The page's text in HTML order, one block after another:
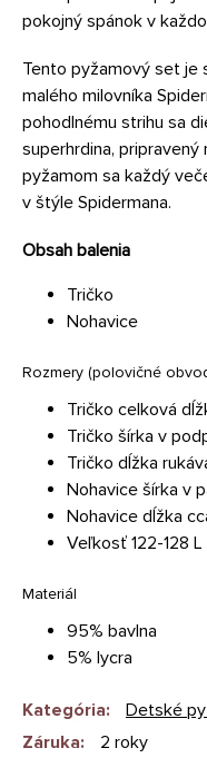
pokojný spánok v
Tento pyžamový set je
malého milovníka
pohodlnému strihu sa
superhrdina,
pyžamom sa každý
v štýle Spidermana.
Obsah balenia
Tričko
Nohavice
Rozmery (polovičné
Tričko celková
Tričko šírka v
Tričko dĺžka
Nohavice šírka v
Nohavice dĺžka
Veľkosť 122-128
Materiál
95% bavlna
5% lycra
Kategória:
Detské
Záruka:
2 roky